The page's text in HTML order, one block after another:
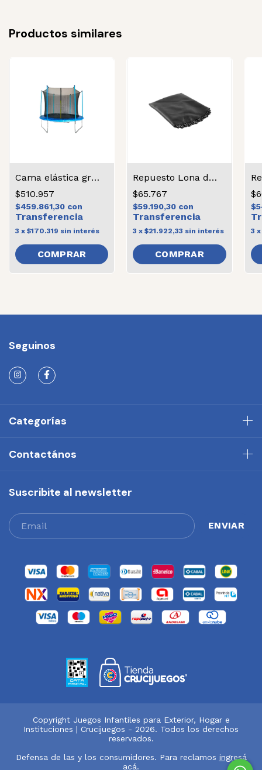
Productos similares
Cama elástica grande
$510.957
$459.861,30 con
3 x $170.319 sin interés
Repuesto Lona de Salto Grande
$65.767
$59.190,30 con
3 x$21.922,33 sin interés 3 x
Seguinos
Categorías
Contactános
Suscribite al newsletter
Copyright Juegos Infantiles para Exterior, Hogar e
Instituciones | Crucijuegos - 2026. Todos los derechos
reservados.
Defensa de las y los consumidores. Para reclamos ingresá
acá.